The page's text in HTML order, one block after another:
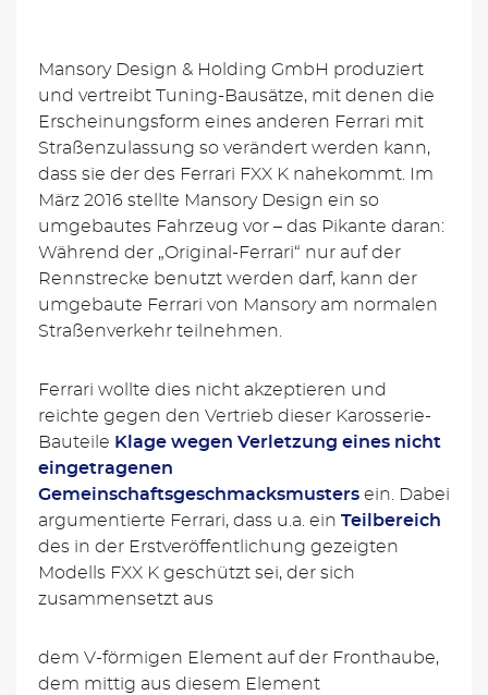
Mansory Design & Holding GmbH produziert
und vertreibt Tuning-Bausätze, mit denen die
Erscheinungsform eines anderen Ferrari mit
Straßenzulassung so verändert werden kann,
dass sie der des Ferrari FXX K nahekommt. Im
März 2016 stellte Mansory Design ein so
umgebautes Fahrzeug vor – das Pikante daran:
Während der „Original-Ferrari“ nur auf der
Rennstrecke benutzt werden darf, kann der
umgebaute Ferrari von Mansory am normalen
Straßenverkehr teilnehmen.
Ferrari wollte dies nicht akzeptieren und
reichte gegen den Vertrieb dieser Karosserie-
Bauteile Klage wegen Verletzung eines nicht
eingetragenen
Gemeinschaftsgeschmacksmusters ein. Dabei
argumentierte Ferrari, dass u.a. ein Teilbereich
des in der Erstveröffentlichung gezeigten
Modells FXX K geschützt sei, der sich
zusammensetzt aus
dem V-förmigen Element auf der Fronthaube,
dem mittig aus diesem Element